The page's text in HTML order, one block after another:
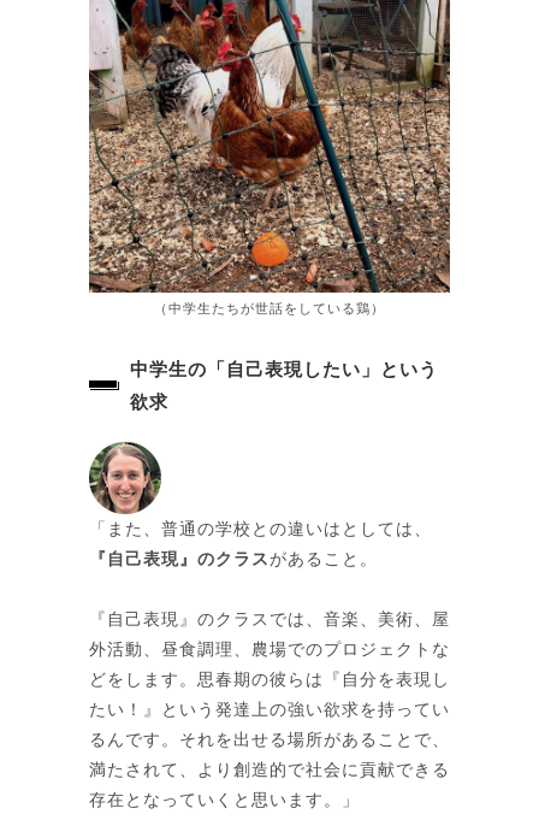
（中学生たちが世話をしている鶏）
中学生の「自己表現したい」という
欲求
「また、普通の学校との違いはとしては、
『自己表現』のクラスがあること。
『自己表現』のクラスでは、音楽、美術、屋
外活動、昼食調理、農場でのプロジェクトな
どをします。思春期の彼らは『自分を表現し
たい！』という発達上の強い欲求を持ってい
るんです。それを出せる場所があることで、
満たされて、より創造的で社会に貢献できる
存在となっていくと思います。」